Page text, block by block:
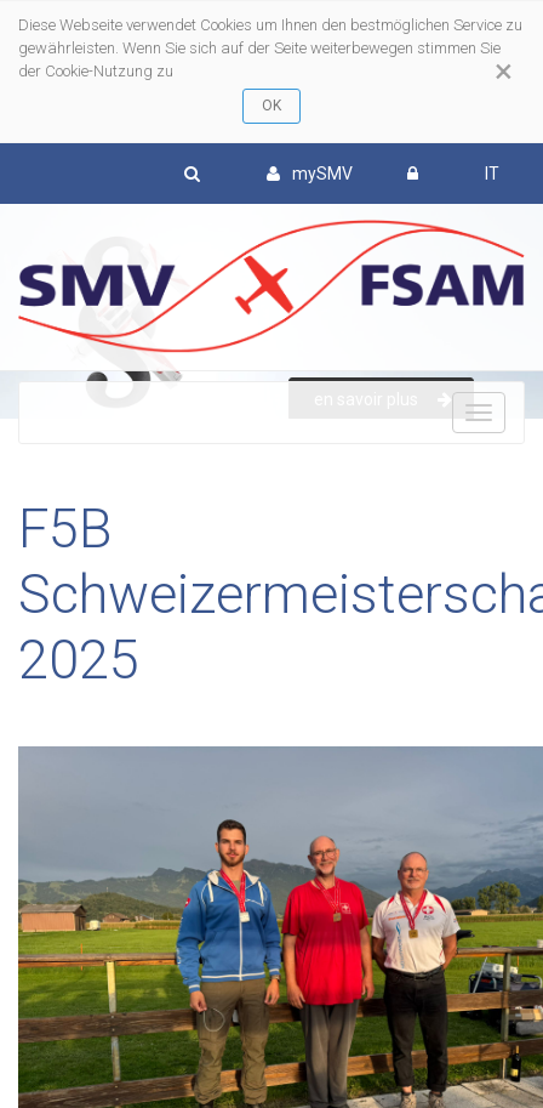
×
Diese Webseite verwendet Cookies um Ihnen den bestmöglichen Service zu
gewährleisten. Wenn Sie sich auf der Seite weiterbewegen stimmen Sie
der Cookie-Nutzung zu
mySMV IT
F5B
2025